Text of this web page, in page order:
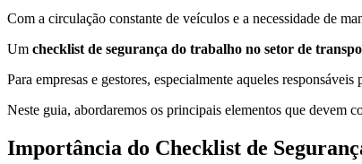
Com a circulação constante de veículos e a necessidade de
Um checklist de segurança do trabalho no setor de
Para empresas e gestores, especialmente aqueles
Neste guia, abordaremos os principais elementos que devem
Importância do Checklist de